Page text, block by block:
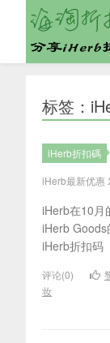
标签：
iHerb折扣碼
iHerb最新优惠
iHerb在10月
iHerb
iHerb折扣码
评论(0)
妆